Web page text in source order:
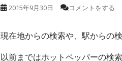
2015年9月30日 コメントをする
現在地からの検索や、駅からの
以前まではホットペッパーの検